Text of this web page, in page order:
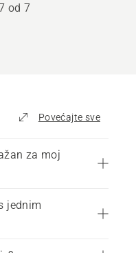
od 7
Povećajte sve
za moj
jednim